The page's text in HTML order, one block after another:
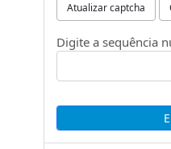
Atualizar captcha
Digite a sequência